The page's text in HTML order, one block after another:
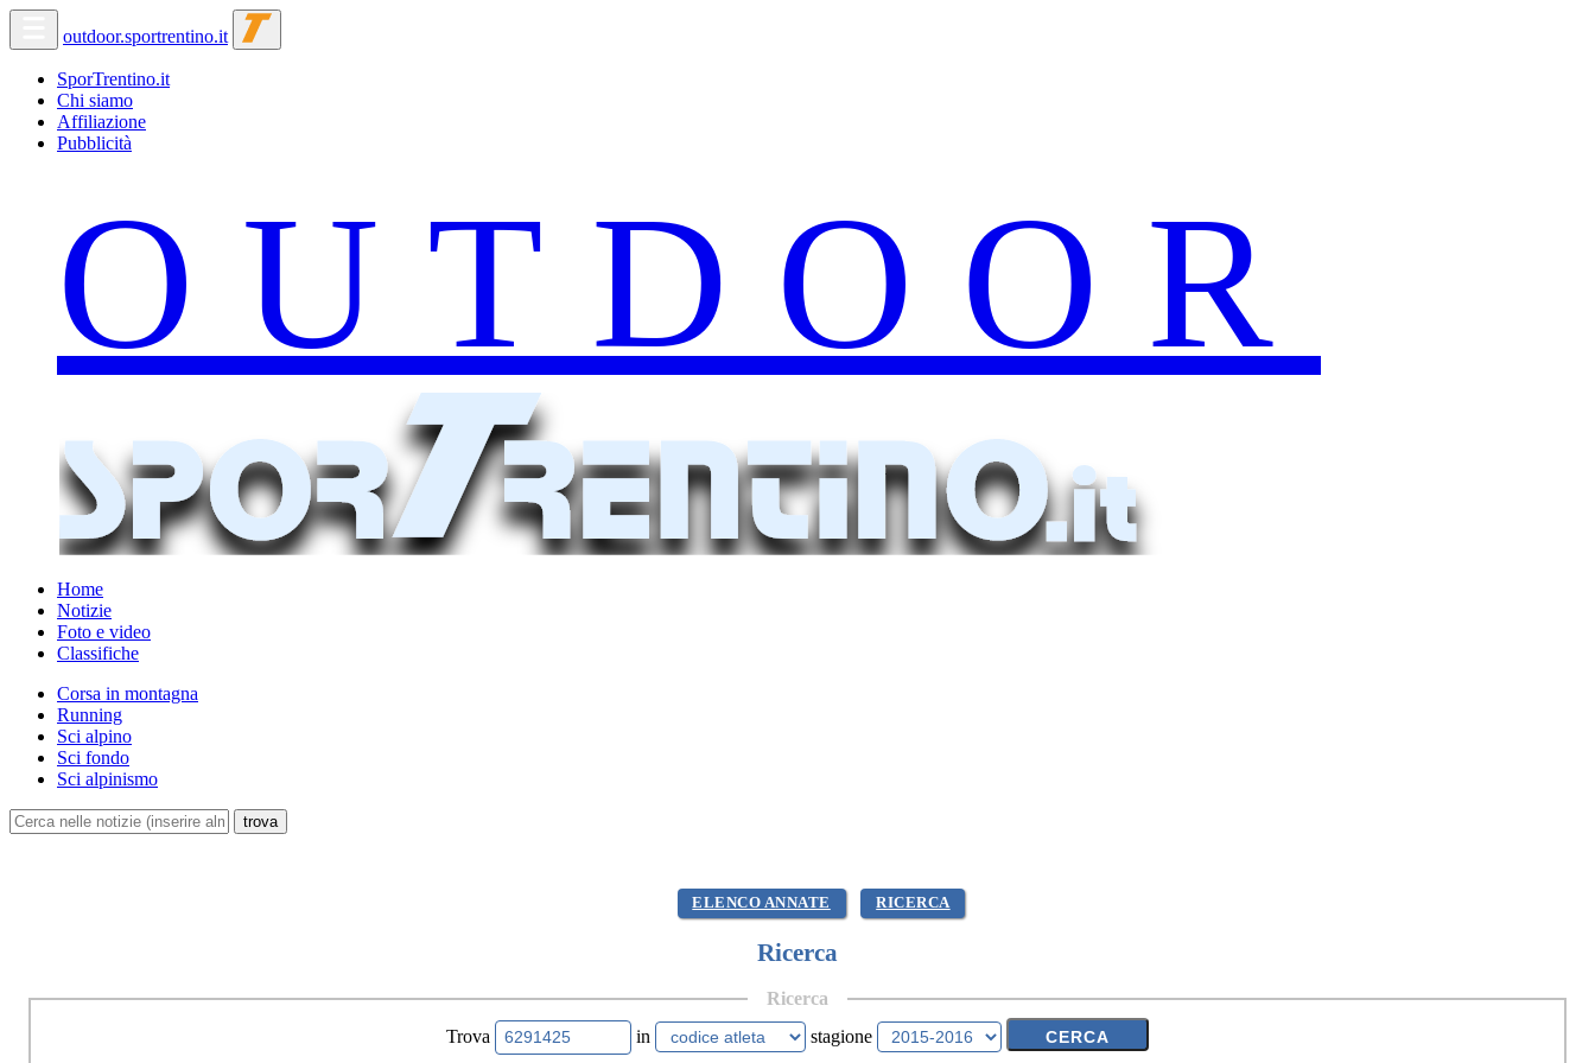
outdoor.sportrentino.it
SporTrentino.it
Chi siamo
Affiliazione
Pubblicità
Home
Notizie
Foto e video
Classifiche
Corsa in montagna
Running
Sci alpino
Sci fondo
Sci alpinismo
ELENCO ANNATE RICERCA
Ricerca
Ricerca
Trova
in stagione